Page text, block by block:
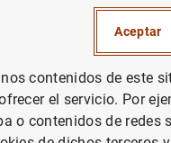
de
Aceptar
contenidos de este
el servicio. Por
o contenidos de